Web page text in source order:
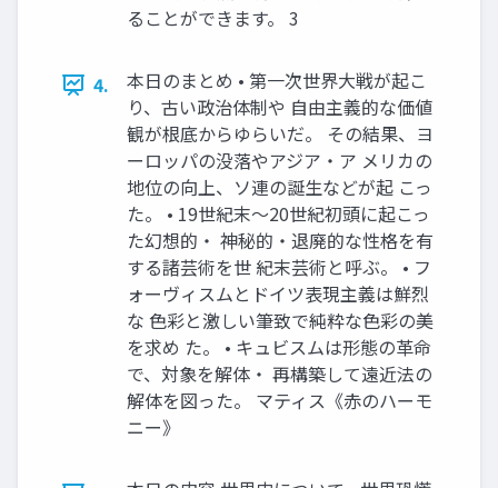
ることができます。 3
4.
本日のまとめ • 第一次世界大戦が起こ
り、古い政治体制や 自由主義的な価値
観が根底からゆらいだ。 その結果、ヨ
ーロッパの没落やアジア・ア メリカの
地位の向上、ソ連の誕生などが起 こっ
た。 • 19世紀末～20世紀初頭に起こっ
た幻想的・ 神秘的・退廃的な性格を有
する諸芸術を世 紀末芸術と呼ぶ。 • フ
ォーヴィスムとドイツ表現主義は鮮烈
な 色彩と激しい筆致で純粋な色彩の美
を求め た。 • キュビスムは形態の革命
で、対象を解体・ 再構築して遠近法の
解体を図った。 マティス《赤のハーモ
ニー》